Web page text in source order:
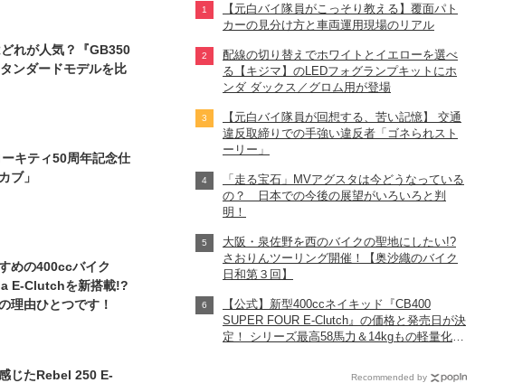
れが人気？『GB350
ンダードモデルを比
キティ50周年記念仕
ブ」
めの400ccバイク
E-Clutchを新搭載!?
理由ひとつです！
じたRebel 250 E-
【元白バイ隊員がこっそり教える】覆面パト
カーの見分け方と車両運用現場のリアル
配線の切り替えでホワイトとイエローを選べ
る【キジマ】のLEDフォグランプキットにホ
ンダ ダックス／グロム用が登場
【元白バイ隊員が回想する、苦い記憶】 交通
違反取締りでの手強い違反者「ゴネられスト
ーリー」
「走る宝石」MVアグスタは今どうなっている
の？ 日本での今後の展望がいろいろと判
明！
大阪・泉佐野を西のバイクの聖地にしたい!?
さおりんツーリング開催！【奥沙織のバイク
日和第３回】
【公式】新型400ccネイキッド『CB400
SUPER FOUR E-Clutch』の価格と発売日が決
定！ シリーズ最高58馬力＆14kgもの軽量化!?
Recommended by